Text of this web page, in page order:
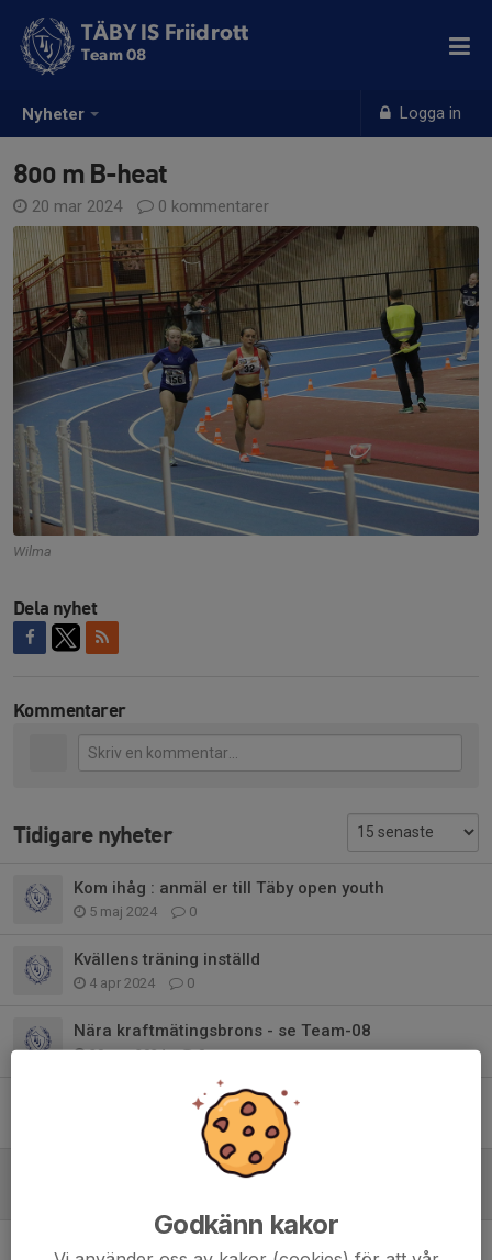
Nyheter Logga in
TÄBY IS Friidrott
Team 08
800 m B-heat
20 mar 2024 0 kommentarer
Wilma
Dela nyhet
Kommentarer
Tidigare nyheter
Kom ihåg : anmäl er till Täby open youth
5 maj 2024 0
Kvällens träning inställd
4 apr 2024 0
Nära kraftmätingsbrons - se Team-08
20 mar 2024 0
Emilie innan hon river 165 med handen...
0
Godkänn kakor